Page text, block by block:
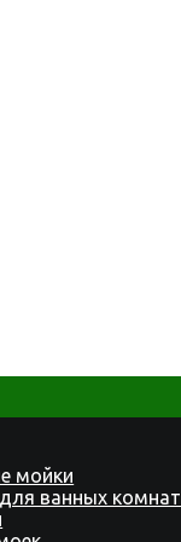
мойки
ванных комнат